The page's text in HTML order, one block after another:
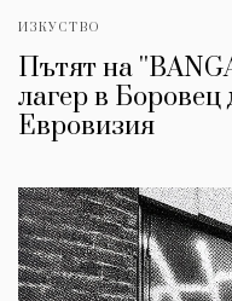
ИЗКУСТВО
Пътят на
лагер в Боровец
Евровизия